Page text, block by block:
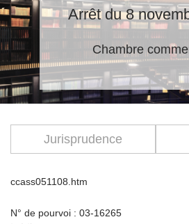
Arrêt du 8
Chambre
Jurisprudence
ccass051108.htm
N° de pourvoi : 03-16265